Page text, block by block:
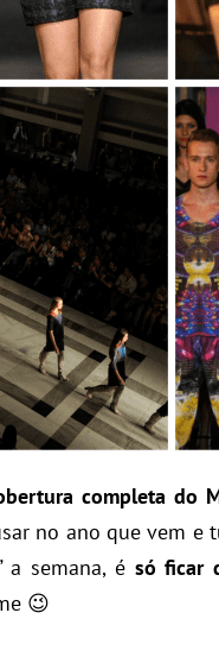
completa do
no ano que vem
a semana, é só ficar
😉